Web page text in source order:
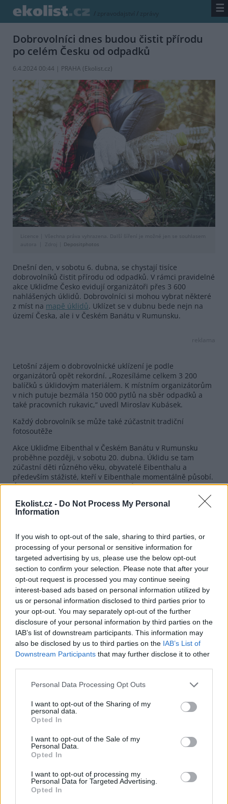
Ekolist.cz - Do Not Process My Personal
Information
If you wish to opt-out of the sale, sharing to third parties, or
processing of your personal or sensitive information for
targeted advertising by us, please use the below opt-out
section to confirm your selection. Please note that after your
opt-out request is processed you may continue seeing
interest-based ads based on personal information utilized by
us or personal information disclosed to third parties prior to
your opt-out. You may separately opt-out of the further
disclosure of your personal information by third parties on the
IAB’s list of downstream participants. This information may
also be disclosed by us to third parties on the IAB’s List of
Downstream Participants that may further disclose it to other
Personal Data Processing Opt Outs
I want to opt-out of the Sharing of my
personal data.
Opted In
I want to opt-out of the Sale of my
Personal Data.
Opted In
I want to opt-out of processing my
Personal Data for Targeted Advertising.
Opted In
/ zpravodajství / zprávy ☰
Dobrovolníci dnes budou čistit přírodu
po celém Česku od odpadků
6.4.2024 00:44 | PRAHA (Ekolist.cz)
Licence |
Všechna práva vyhrazena. Další šíření je možné jen se souhlasem
autora
Zdroj | Depositphotos
Dnešní den, v sobotu 6. dubna, se chystají tisíce
dobrovolníků čistit přírodu od odpadků. V rámci pravidelné
akce Ukliďme Česko evidují organizátoři přes 3 600
nahlášených úklidů. Dobrovolníci si mohou vybrat některé
z míst na mapě úklidů. Uklízet se v dubnu bede nejn na
území Česka, ale i v Českém Banátu v Rumunsku.
reklama
Letošní zájem o dobrovolnické uklízení je podle
organizátorů opět rekordní. „Rozesíláme celkem 3 200
balíčků s úklidovým materiálem. K místním organizátorům
v nich putuje bezmála 150 000 pytlů na sběr odpadků a
také pracovních rukavic,“ uvedl Miroslav Kubásek.
Každý dobrovolník se může také zúčastnit tradiční
fotosoutěže
Akce Ukliďme Eibenthal v Českém Banátu v Rumunsku
proběhne později, v sobotu 20. dubna. Úklidu se tam
zúčastní děti různého věku, obyvatelé Eibenthalu a
především stážisté, kteří v Eibenthale momentálně působí.
Úklidová akce je jedním z programů chystaných v tzv.
důležitá naše planeta je a co vše pro ni můžeme udělat.
„Stáže v zahraničí nebývají jen o zábavě, ale i o činnostech,
každodenních procházkách přírodou všímáme velkého
množství jak drobného odpadu, tak i rozsáhlých černých
skládek, rozhodli jsme se spojit síly a uklidit co nejvíce
takového odpadu,“ sdělila organizátorka úklidu Alena
Hubáčková.
reklama